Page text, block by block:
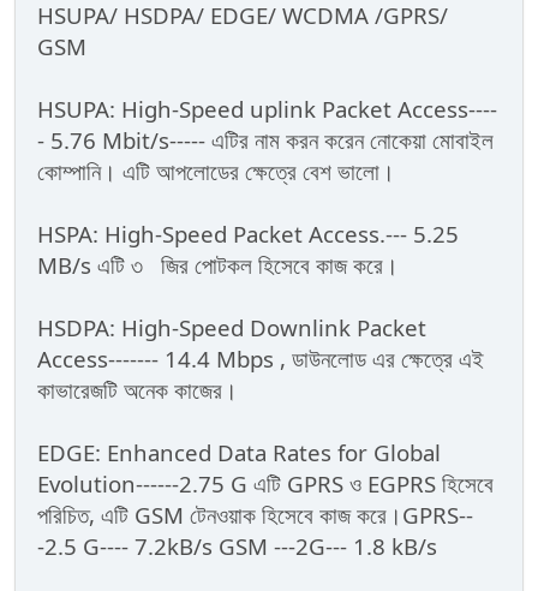
HSUPA/ HSDPA/ EDGE/ WCDMA /GPRS/
GSM
HSUPA: High-Speed uplink Packet Access----
- 5.76 Mbit/s----- এটির নাম করন করেন নোকেয়া মোবাইল
কোম্পানি। এটি আপলোডের ক্ষেত্রে বেশ ভালো।
HSPA: High-Speed Packet Access.--- 5.25
MB/s এটি ৩ জির পোটকল হিসেবে কাজ করে।
HSDPA: High-Speed Downlink Packet
Access------- 14.4 Mbps , ডাউনলোড এর ক্ষেত্রে এই
কাভারেজটি অনেক কাজের।
EDGE: Enhanced Data Rates for Global
Evolution------2.75 G এটি GPRS ও EGPRS হিসেবে
পরিচিত, এটি GSM টেনওয়াক হিসেবে কাজ করে।GPRS--
-2.5 G---- 7.2kB/s GSM ---2G--- 1.8 kB/s